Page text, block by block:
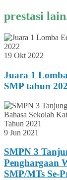
prestasi
19 Okt 2022
Juara 1
SMP tahun
9 Jun 2021
SMPN 3
Penghargaan
SMP/MTs Se-